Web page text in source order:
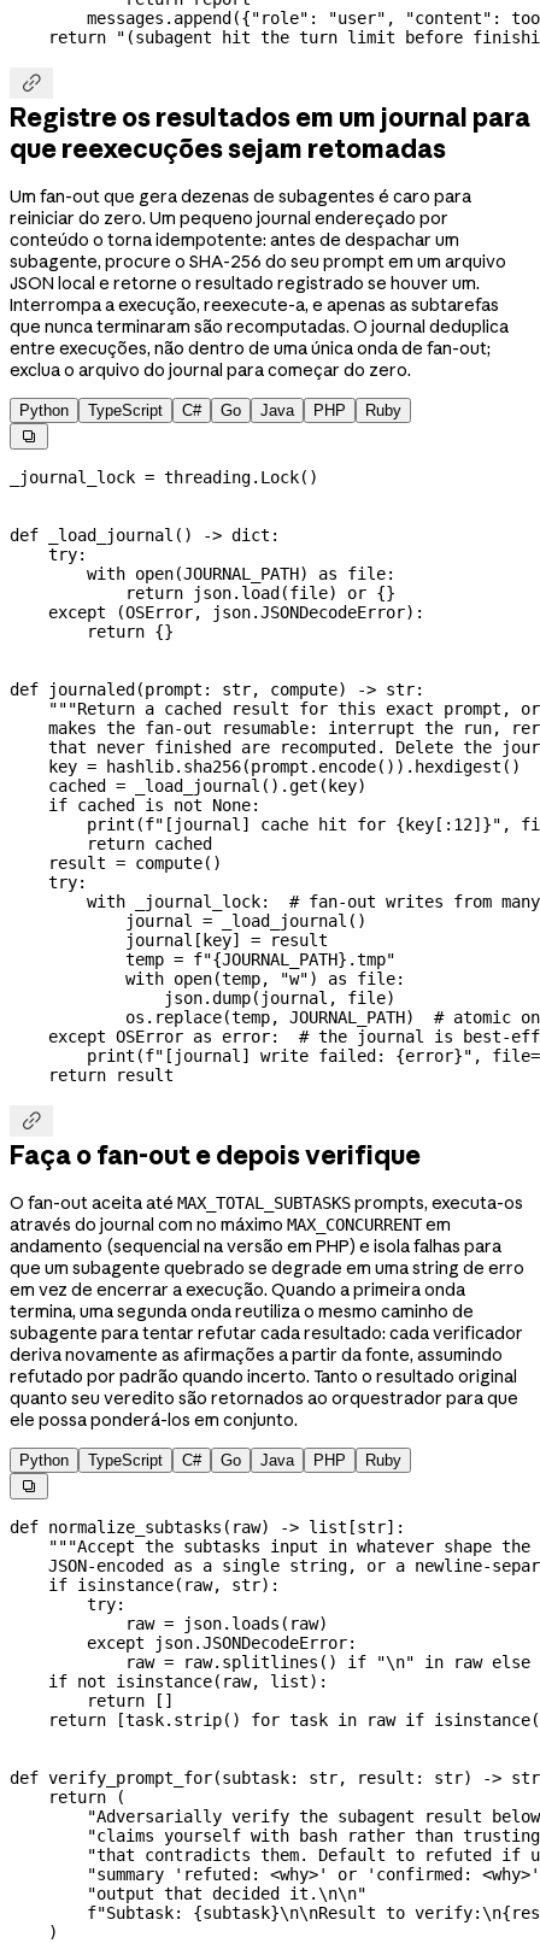
        messages.append({
"role" : "user" , "content" :
    return
"(subagent hit the turn limit before

Registre os resultados em um journal para
que reexecuções sejam retomadas
Um fan-out que gera dezenas de subagentes é caro para
reiniciar do zero. Um pequeno journal endereçado por
conteúdo o torna idempotente: antes de despachar um
subagente, procure o SHA-256 do seu prompt em um arquivo
JSON local e retorne o resultado registrado se houver um.
Interrompa a execução, reexecute-a, e apenas as subtarefas
que nunca terminaram são recomputadas. O journal deduplica
entre execuções, não dentro de uma única onda de fan-out;
exclua o arquivo do journal para começar do zero.
Python TypeScript C# Go Java PHP Ruby

_journal_lock = threading.Lock()
def _load_journal () -> dict :
    try
:
        with
open(JOURNAL_PATH) as file:
            return
json.load(file) or {}
    except
(OSError, json.JSONDecodeError):
        return
{}
def journaled (prompt : str, compute) -> str:
"""Return a cached result for this exact prompt,
makes the fan-out resumable: interrupt the run,
that never finished are recomputed. Delete the
    key
= hashlib.sha256(prompt.encode()).hexdigest()
    cached
= _load_journal().get(key)
    if
cached is not None:
        print
(f"[journal] cache hit for { key[: 12] }" ,
        return
cached
    result
= compute()
    try
:
        with
_journal_lock: # fan-out writes from
            journal
= _load_journal()
            journal[key]
= result
            temp
= f"{JOURNAL_PATH} .tmp"
            with
open(temp, "w") as file:
                json.dump(journal,
file)
            os.replace(temp,
JOURNAL_PATH) # atomic on
    except
OSError as error: # the journal is best-
        print
(f"[journal] write failed: {error}" , file=
    return
result

Faça o fan-out e depois verifique
O fan-out aceita até MAX_TOTAL_SUBTASKSprompts, executa-os
através do journal com no máximo MAX_CONCURRENTem
andamento (sequencial na versão em PHP) e isola falhas para
que um subagente quebrado se degrade em uma string de erro
em vez de encerrar a execução. Quando a primeira onda
termina, uma segunda onda reutiliza o mesmo caminho de
subagente para tentar refutar cada resultado: cada verificador
deriva novamente as afirmações a partir da fonte, assumindo
refutado por padrão quando incerto. Tanto o resultado original
quanto seu veredito são retornados ao orquestrador para que
ele possa ponderá-los em conjunto.
Python TypeScript C# Go Java PHP Ruby

def normalize_subtasks ( raw) -> list[str]:
"""Accept the subtasks input in whatever shape
JSON-encoded as a single string, or a newline-
    if
isinstance(raw, str):
        try
:
            raw
= json.loads(raw)
        except
json.JSONDecodeError:
            raw
= raw.splitlines() if "\n" in raw else
    if
not isinstance(raw, list):
        return
[]
    return
[task.strip() for task in raw if isinstance
def verify_prompt_for(subtask: str, result : str) -> str
    return
(
"Adversarially verify the subagent result
"claims yourself with bash rather than
"that contradicts them. Default to refuted if
"summary 'refuted: <why>' or 'confirmed:
        "output that decided it.
\n\n"
        f
"Subtask: {subtask}\n\nResult to verify:\n{
    )